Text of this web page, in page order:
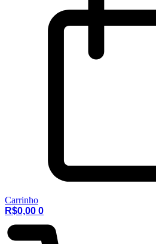
Carrinho
R$0,00 0